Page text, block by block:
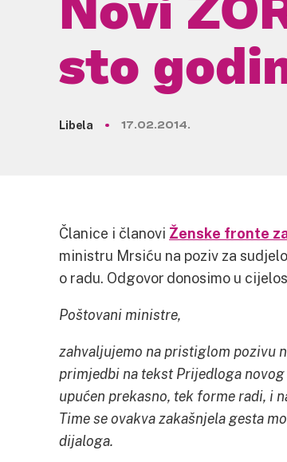
sto
Libela 17.02.2014.
Članice i članovi Ženske fronte
ministru Mrsiću na poziv za
o radu. Odgovor donosimo u
Poštovani ministre,
zahvaljujemo na pristiglom pozivu
primjedbi na tekst Prijedloga
upućen prekasno, tek forme radi, i
Time se ovakva zakašnjela gesta
dijaloga.